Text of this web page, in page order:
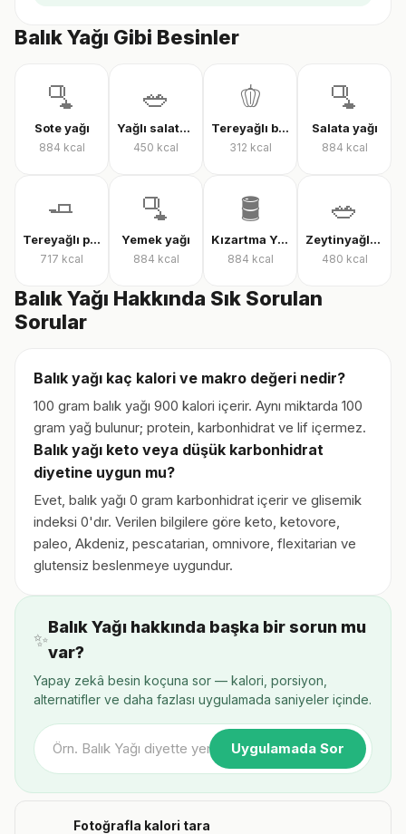
Balık Yağı Gibi Besinler
🫗
Sote yağı
884 kcal
🥗
Yağlı salata sosu
450 kcal
🫑
Tereyağlı biber sosu
312 kcal
🫗
Salata yağı
884 kcal
🧈
Tereyağlı pul biber sosu
717 kcal
🫗
Yemek yağı
884 kcal
🛢️
Kızartma Yağı
884 kcal
🥗
Zeytinyağlı salata sosu
480 kcal
Balık Yağı Hakkında Sık Sorulan
Sorular
Balık yağı kaç kalori ve makro değeri nedir?
100 gram balık yağı 900 kalori içerir. Aynı miktarda 100
gram yağ bulunur; protein, karbonhidrat ve lif içermez.
Balık yağı keto veya düşük karbonhidrat
diyetine uygun mu?
Evet, balık yağı 0 gram karbonhidrat içerir ve glisemik
indeksi 0'dır. Verilen bilgilere göre keto, ketovore,
paleo, Akdeniz, pescatarian, omnivore, flexitarian ve
glutensiz beslenmeye uygundur.
✨
Balık Yağı hakkında başka bir sorun mu
var?
Yapay zekâ besin koçuna sor — kalori, porsiyon,
alternatifler ve daha fazlası uygulamada saniyeler içinde.
Uygulamada Sor
Fotoğrafla kalori tara